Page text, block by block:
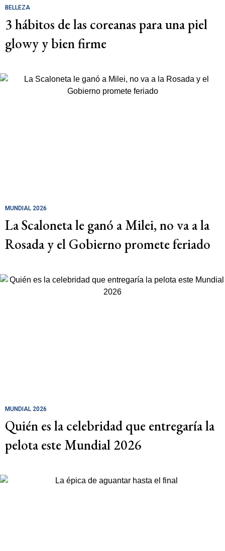
BELLEZA
3 hábitos de las coreanas para una piel
glowy y bien firme
MUNDIAL 2026
La Scaloneta le ganó a Milei, no va a la
Rosada y el Gobierno promete feriado
MUNDIAL 2026
Quién es la celebridad que entregaría la
pelota este Mundial 2026